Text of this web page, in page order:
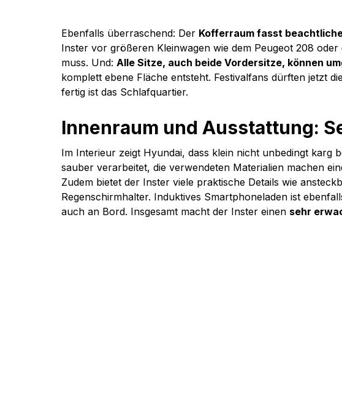
Ebenfalls überraschend: Der Kofferraum fasst
Inster vor größeren Kleinwagen wie dem Peugeot 208
muss. Und: Alle Sitze, auch beide Vordersitze, können
komplett ebene Fläche entsteht. Festivalfans dürften jetzt
fertig ist das Schlafquartier.
Innenraum und Ausstattung:
Im Interieur zeigt Hyundai, dass klein nicht unbedingt karg
sauber verarbeitet, die verwendeten Materialien machen
Zudem bietet der Inster viele praktische Details wie
Regenschirmhalter. Induktives Smartphoneladen ist
auch an Bord. Insgesamt macht der Inster einen sehr